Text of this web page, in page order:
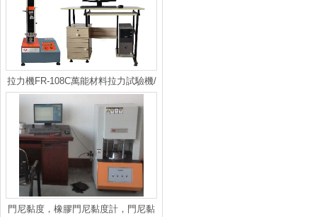
拉力機FR-108C萬能材料拉力試驗機/
小型伺服拉力機
門尼黏度，橡膠門尼黏度計，門尼黏